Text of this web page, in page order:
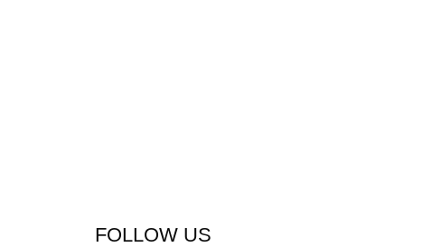
FOLLOW US